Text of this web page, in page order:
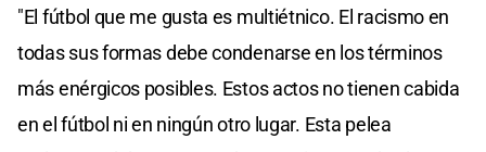
"El fútbol que me gusta es multiétnico. El racismo en
todas sus formas debe condenarse en los términos
más enérgicos posibles. Estos actos no tienen cabida
en el fútbol ni en ningún otro lugar. Esta pelea